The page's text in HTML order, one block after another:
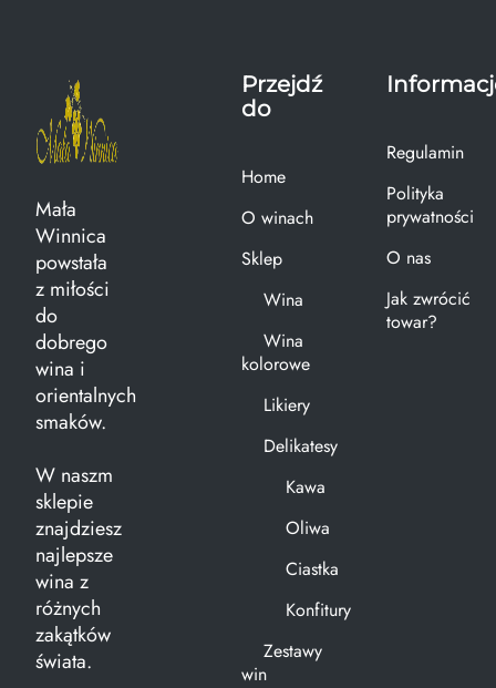
Mała
Winnica
powstała
z miłości
do
dobrego
wina i
orientalnych
smaków.
W naszm
sklepie
znajdziesz
najlepsze
wina z
różnych
zakątków
świata.
Przejdź
do
Home
O winach
Sklep
Wina
Wina
kolorowe
Likiery
Delikatesy
Kawa
Oliwa
Ciastka
Konfitury
Zestawy
win
Regulamin
Polityka
prywatności
O nas
Jak zwrócić
towar?